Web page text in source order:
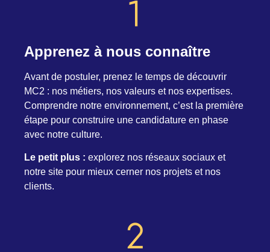
Apprenez à nous connaître
Avant de postuler, prenez le temps de découvrir
MC2 : nos métiers, nos valeurs et nos expertises.
Comprendre notre environnement, c’est la première
étape pour construire une candidature en phase
avec notre culture.
Le petit plus : explorez nos réseaux sociaux et
notre site pour mieux cerner nos projets et nos
clients.